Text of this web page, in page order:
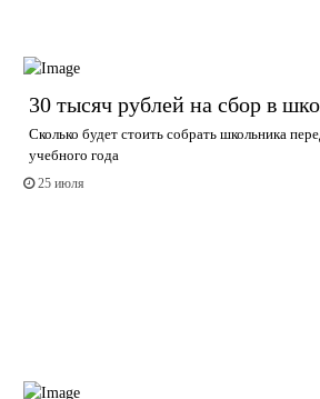
30 тысяч рублей на сбор в
Сколько будет стоить собрать школьника
учебного года
25 июля